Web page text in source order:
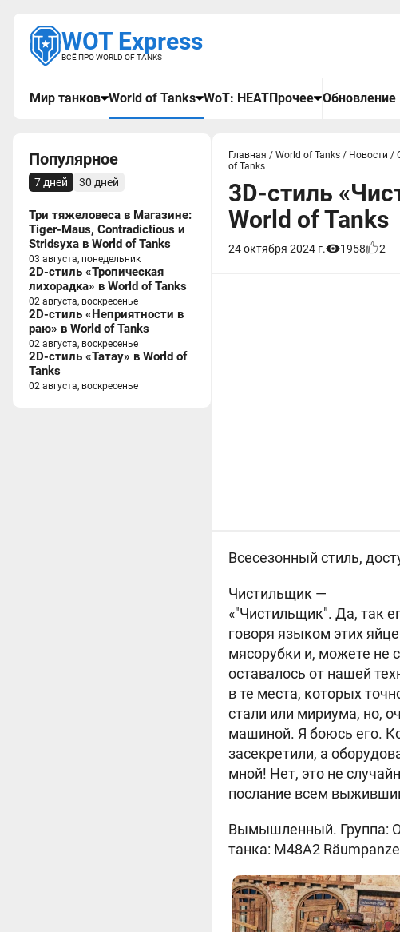
WOT Express
ВСЁ ПРО WORLD OF TANKS
Мир танков World of Tanks WoT: HEATПрочее Обновление
Популярное
7 дней 30 дней
Три тяжеловеса в Магазине:
Tiger-Maus, Contradictious и
Stridsyxa в World of Tanks
03 августа, понедельник
2D-стиль «Тропическая
лихорадка» в World of Tanks
02 августа, воскресенье
2D-стиль «Неприятности в
раю» в World of Tanks
02 августа, воскресенье
2D-стиль «Татау» в World of
Tanks
02 августа, воскресенье
Главная / World of Tanks / Новости /
of Tanks
3D-стиль
World of Tanks
24 октября 2024 г. 1958 2
Всесезонный стиль,
Чистильщик —
«"Чистильщик". Да, так
говоря языком этих
мясорубки и, можете не
оставалось от нашей
в те места, которых
стали или мириума, но,
машиной. Я боюсь его.
засекретили, а
мной! Нет, это не
послание всем
Вымышленный. Группа:
танка: M48A2